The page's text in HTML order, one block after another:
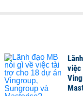
việc